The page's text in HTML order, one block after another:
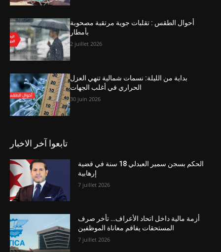
أحوال الطقس : تقلبات جوية مرتقبة مصحوبة
بأمطار
2 juillet 2026
بداية من الليلة: نسمات شمالية تنهي العزل
الحراري في أغلب الجهات
30 juin 2026
تابعوا آخر الاخبار
الحكم بسجن سمير العبدلي 18 سنة في قضية
إرهابية
7 juillet 2026
أزمة مالية داخل اتحاد الأعراف… تأخر صرف
المستحقات يفاقم معاناة الموظفين
7 juillet 2026